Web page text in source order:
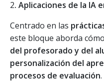
2. Aplicaciones de la IA
Centrado en las
este bloque aborda
del profesorado y del
personalización del
procesos de evaluación